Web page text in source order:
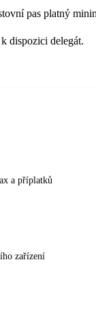
pas platný
dispozici delegát.
a příplatků
zařízení